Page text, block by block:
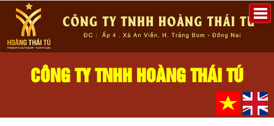
CÔNG TY TNHH HOÀNG THÁI TÚ